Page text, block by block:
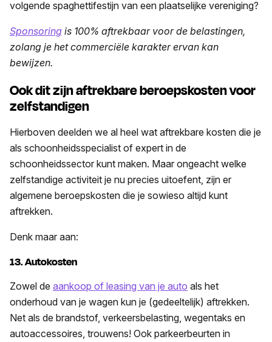
volgende spaghettifestijn van een plaatselijke vereniging?
Sponsoring is 100% aftrekbaar voor de belastingen,
zolang je het commerciële karakter ervan kan
bewijzen.
Ook dit zijn aftrekbare beroepskosten voor
zelfstandigen
Hierboven deelden we al heel wat aftrekbare kosten die je
als schoonheidsspecialist of expert in de
schoonheidssector kunt maken. Maar ongeacht welke
zelfstandige activiteit je nu precies uitoefent, zijn er
algemene beroepskosten die je sowieso altijd kunt
aftrekken.
Denk maar aan:
13. Autokosten
Zowel de aankoop of leasing van je auto als het
onderhoud van je wagen kun je (gedeeltelijk) aftrekken.
Net als de brandstof, verkeersbelasting, wegentaks en
autoaccessoires, trouwens! Ook parkeerbeurten in